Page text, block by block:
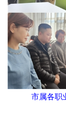
市属各职